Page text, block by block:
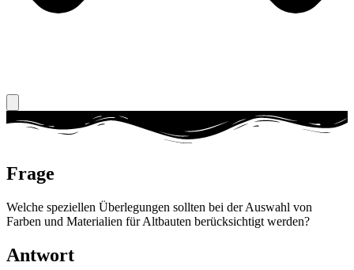
Frage
Welche speziellen Überlegungen sollten bei der Auswahl von
Farben und Materialien für Altbauten berücksichtigt werden?
Antwort